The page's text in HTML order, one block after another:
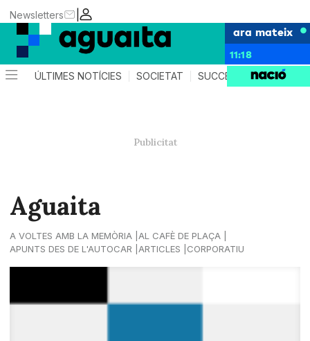
|
Newsletters
ara mateix
11:18
ÚLTIMES NOTÍCIES SOCIETAT SUCCESSOS AGENDA
Aguaita
A VOLTES AMB LA MEMÒRIA
AL CAFÈ DE PLAÇA
APUNTS DES DE L'AUTOCAR
ARTICLES CORPORATIU